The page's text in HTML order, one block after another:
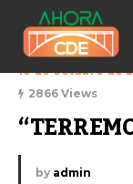
10 de octubre de
2866 Views
by admin